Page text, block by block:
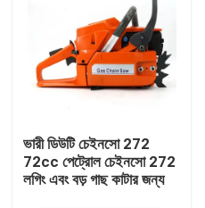
ভারী ডিউটি চেইনসো 272
72cc পেট্রোল চেইনসো 272
লগিং এবং বড় গাছ কাটার জন্য